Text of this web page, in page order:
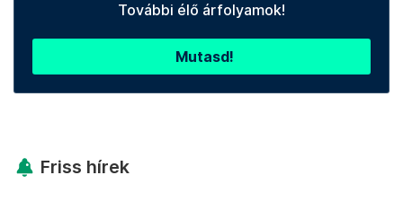
További élő árfolyamok!
Mutasd!
Friss hírek